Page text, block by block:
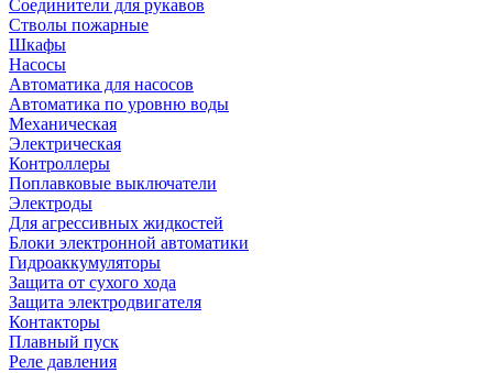
Соединители для рукавов
Стволы пожарные
Шкафы
Насосы
Автоматика для насосов
Автоматика по уровню воды
Механическая
Электрическая
Контроллеры
Поплавковые выключатели
Электроды
Для агрессивных жидкостей
Блоки электронной автоматики
Гидроаккумуляторы
Защита от сухого хода
Защита электродвигателя
Контакторы
Плавный пуск
Реле давления